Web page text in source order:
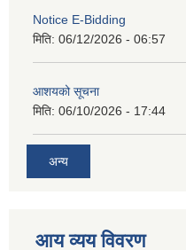
Notice E-Bidding
मिति: 06/12/2026 - 06:57
आशयको सूचना
मिति: 06/10/2026 - 17:44
अन्य
आय व्यय विवरण